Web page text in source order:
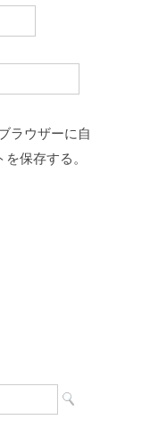
ラウザーに自
保存する。